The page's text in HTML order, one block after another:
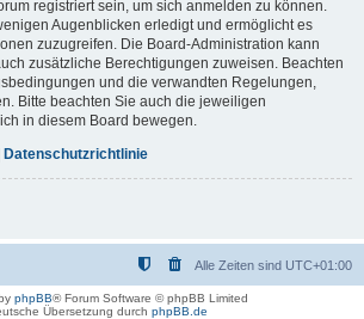
registriert sein, um sich anmelden zu können.
Augenblicken erledigt und ermöglicht es
zuzugreifen. Die Board-Administration kann
zusätzliche Berechtigungen zuweisen. Beachten
und die verwandten Regelungen,
Bitte beachten Sie auch die jeweiligen
in diesem Board bewegen.
Datenschutzrichtlinie
Alle Zeiten sind UTC+01:00
phpBB® Forum Software © phpBB Limited
Übersetzung durch phpBB.de